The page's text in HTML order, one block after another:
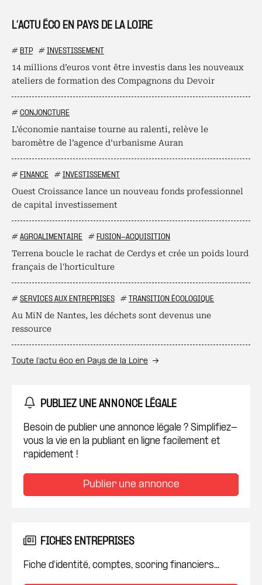
L’ACTU ÉCO EN PAYS DE LA LOIRE
# BTP # INVESTISSEMENT
14 millions d’euros vont être investis dans les nouveaux
ateliers de formation des Compagnons du Devoir
# CONJONCTURE
L’économie nantaise tourne au ralenti, relève le
baromètre de l’agence d’urbanisme Auran
# FINANCE # INVESTISSEMENT
Ouest Croissance lance un nouveau fonds professionnel
de capital investissement
# AGROALIMENTAIRE # FUSION-ACQUISITION
Terrena boucle le rachat de Cerdys et crée un poids lourd
français de l'horticulture
# SERVICES AUX ENTREPRISES # TRANSITION ÉCOLOGIQUE
Au MiN de Nantes, les déchets sont devenus une
ressource
Toute l’actu éco en Pays de la Loire
PUBLIEZ UNE ANNONCE LÉGALE
Besoin de publier une annonce légale ? Simplifiez-
vous la vie en la publiant en ligne facilement et
rapidement !
Publier une annonce
FICHES ENTREPRISES
Fiche d'identité, comptes, scoring financiers...